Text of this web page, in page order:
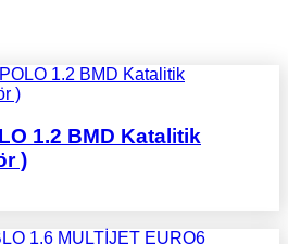
1.2 BMD Katalitik
)